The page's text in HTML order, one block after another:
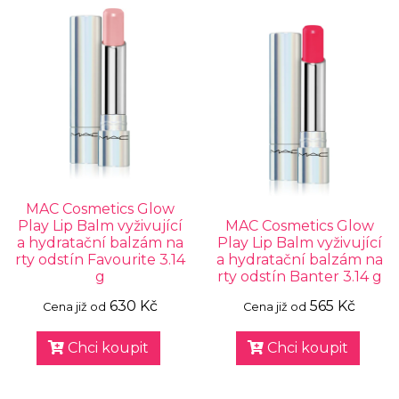
MAC Cosmetics Glow
Play Lip Balm vyživující
a hydratační balzám na
rty odstín Favourite 3.14
g
Cena již od 630 Kč
Chci koupit
MAC Cosmetics Glow
Play Lip Balm vyživující
a hydratační balzám na
rty odstín Banter 3.14 g
Cena již od 565 Kč
Chci koupit